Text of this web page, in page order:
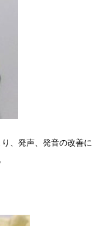
、発声、発音の改善に